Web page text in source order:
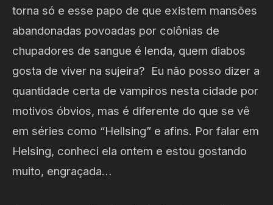
torna só e esse papo de que existem mansões
abandonadas povoadas por colônias de
chupadores de sangue é lenda, quem diabos
gosta de viver na sujeira? Eu não posso dizer a
quantidade certa de vampiros nesta cidade por
motivos óbvios, mas é diferente do que se vê
em séries como “Hellsing” e afins. Por falar em
Helsing, conheci ela ontem e estou gostando
muito, engraçada…